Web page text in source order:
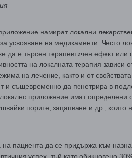
намират локални
усвояване на медикаменти. Често
да е търсен терапевтичен ефект или
на локалната терапия зависи
на лечение, както и от
и същевременно да пенетрира в
приложение имат определени
порите, зацапване и др., които
пациента да се придържа към
успех, тъй като обикновено